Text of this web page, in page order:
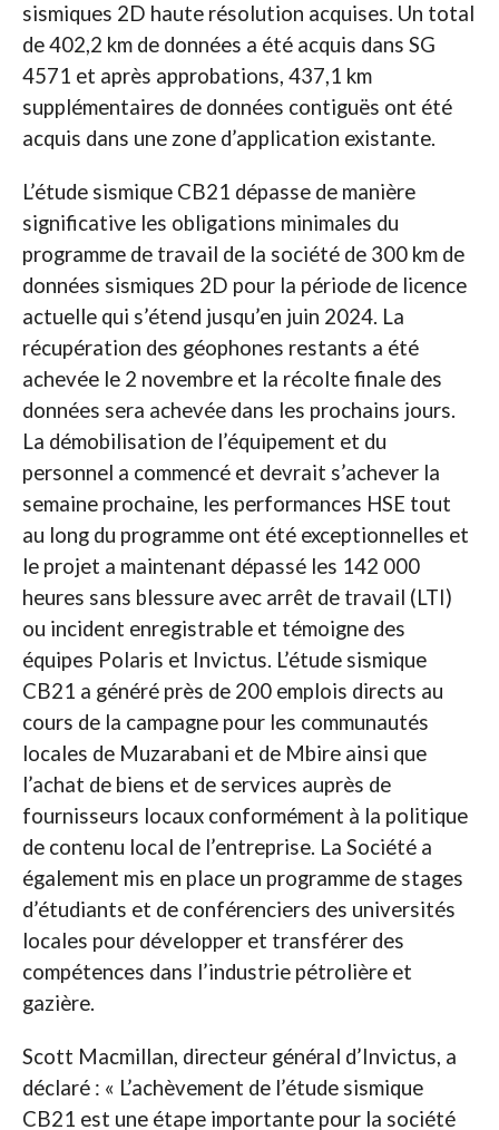
sismiques 2D haute résolution acquises. Un total
de 402,2 km de données a été acquis dans SG
4571 et après approbations, 437,1 km
supplémentaires de données contiguës ont été
acquis dans une zone d’application existante.
L’étude sismique CB21 dépasse de manière
significative les obligations minimales du
programme de travail de la société de 300 km de
données sismiques 2D pour la période de licence
actuelle qui s’étend jusqu’en juin 2024. La
récupération des géophones restants a été
achevée le 2 novembre et la récolte finale des
données sera achevée dans les prochains jours.
La démobilisation de l’équipement et du
personnel a commencé et devrait s’achever la
semaine prochaine, les performances HSE tout
au long du programme ont été exceptionnelles et
le projet a maintenant dépassé les 142 000
heures sans blessure avec arrêt de travail (LTI)
ou incident enregistrable et témoigne des
équipes Polaris et Invictus. L’étude sismique
CB21 a généré près de 200 emplois directs au
cours de la campagne pour les communautés
locales de Muzarabani et de Mbire ainsi que
l’achat de biens et de services auprès de
fournisseurs locaux conformément à la politique
de contenu local de l’entreprise. La Société a
également mis en place un programme de stages
d’étudiants et de conférenciers des universités
locales pour développer et transférer des
compétences dans l’industrie pétrolière et
gazière.
Scott Macmillan, directeur général d’Invictus, a
déclaré : « L’achèvement de l’étude sismique
CB21 est une étape importante pour la société